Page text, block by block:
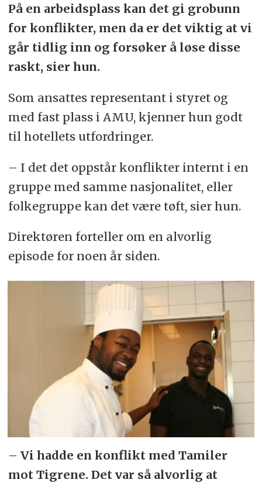
På en arbeidsplass kan det gi grobunn
for konflikter, men da er det viktig at vi
går tidlig inn og forsøker å løse disse
raskt, sier hun.
Som ansattes representant i styret og
med fast plass i AMU, kjenner hun godt
til hotellets utfordringer.
– I det det oppstår konflikter internt i en
gruppe med samme nasjonalitet, eller
folkegruppe kan det være tøft, sier hun.
Direktøren forteller om en alvorlig
episode for noen år siden.
– Vi hadde en konflikt med Tamiler
mot Tigrene. Det var så alvorlig at